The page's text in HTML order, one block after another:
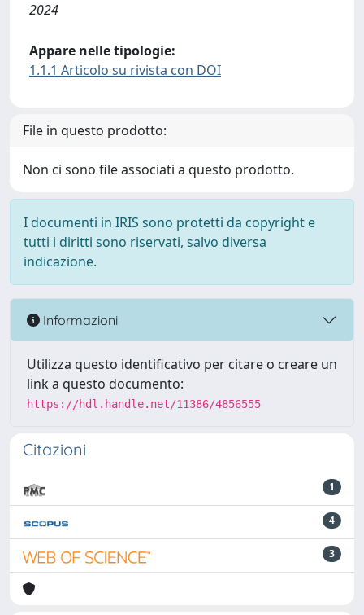
2024
Appare nelle tipologie:
1.1.1 Articolo su rivista con DOI
File in questo prodotto:
Non ci sono file associati a questo prodotto.
I documenti in IRIS sono protetti da copyright e
tutti i diritti sono riservati, salvo diversa
indicazione.
Informazioni
Utilizza questo identificativo per citare o creare un
link a questo documento:
https://hdl.handle.net/11386/4856555
Citazioni
1
4
3